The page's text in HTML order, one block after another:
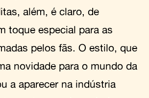
além, é claro, de
toque especial para as
pelos fãs. O estilo, que
novidade para o mundo da
a aparecer na indústria